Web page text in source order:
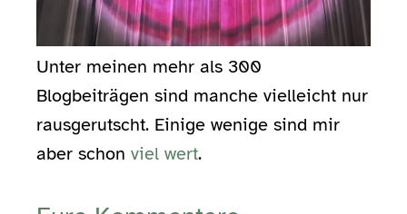
Unter meinen mehr als 300
Blogbeiträgen sind manche vielleicht nur
rausgerutscht. Einige wenige sind mir
aber schon viel wert.